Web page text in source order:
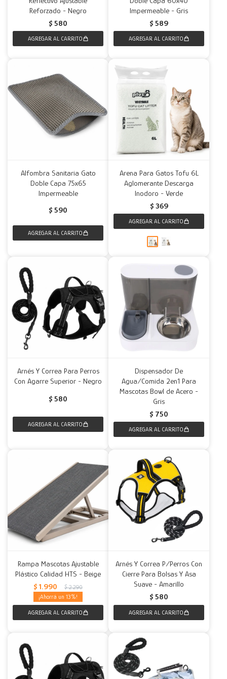
Reforzado - Negro
$ 580
Impermeable - Gris
$ 589
Alfombra Sanitaria Gato
Doble Capa 75x65
Impermeable
$ 590
Arena Para Gatos Tofu 6L
Aglomerante Descarga
Inodoro - Verde
$ 369
Arnés Y Correa Para Perros
Con Agarre Superior - Negro
$ 580
Dispensador De
Agua/Comida 2en1 Para
Mascotas Bowl de Acero -
Gris
$ 750
Rampa Mascotas Ajustable
Plástico Calidad HTS - Beige
$ 1.990 $ 2.290
13
Arnés Y Correa P/Perros Con
Cierre Para Bolsas Y Asa
Suave - Amarillo
$ 580
Calefactores
Acolchados y Frazadas
Fundas
Accesorios para el hogar
Muebles Infantiles